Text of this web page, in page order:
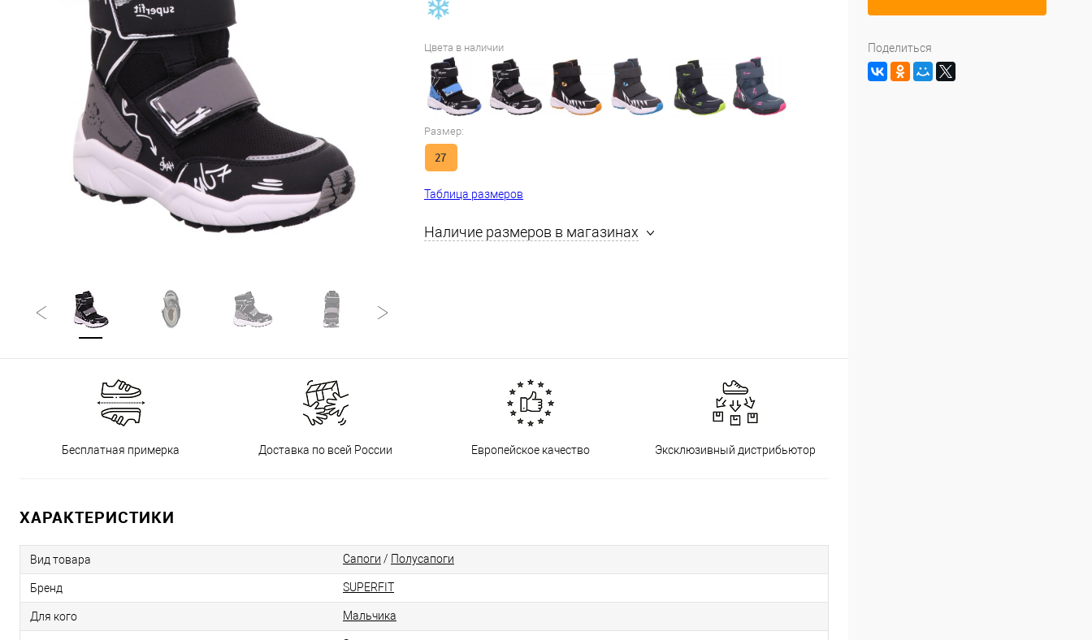
Цвета в наличии
Размер:
27
Таблица размеров
Наличие размеров в магазинах
Бесплатная примерка Доставка по всей России Европейское качество Эксклюзивный дистрибьютор
ХАРАКТЕРИСТИКИ
Вид товара Сапоги / Полусапоги
Бренд SUPERFIT
Для кого Мальчика
Поделиться